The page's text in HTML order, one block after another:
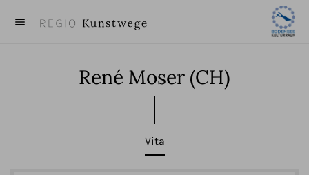
menu
close
KUNST
René Moser (CH)
Vita